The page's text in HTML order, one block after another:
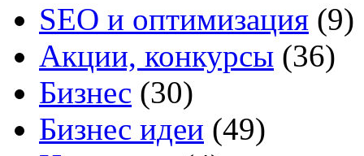
SEO и оптимизация (9)
Акции, конкурсы (36)
Бизнес (30)
Бизнес идеи (49)